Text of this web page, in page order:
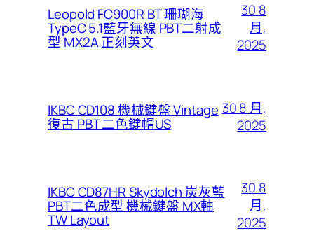
Leopold FC900R BT 珊瑚海
TypeC 5.1藍牙無線 PBT二射成
型 MX2A 正刻英文
30 8
月,
2025
IKBC CD108 機械鍵盤 Vintage
復古 PBT 二色鍵帽US
30 8 月,
2025
IKBC CD87HR Skydolch 炭灰藍
PBT二色成型 機械鍵盤 MX軸
TW Layout
30 8
月,
2025